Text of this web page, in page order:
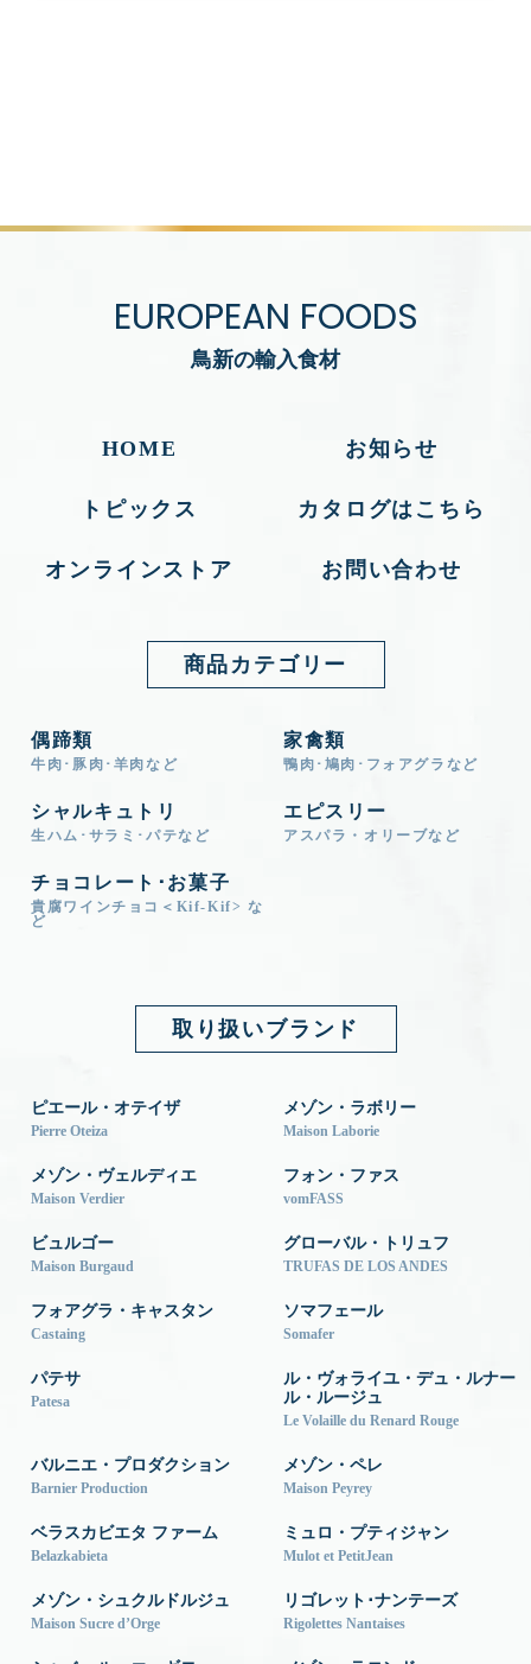
EUROPEAN FOODS
鳥新の輸入食材
HOME お知らせ
トピックス カタログはこちら
オンラインストア お問い合わせ
商品カテゴリー
偶蹄類
牛肉･豚肉･羊肉など
家禽類
鴨肉･鳩肉･フォアグラなど
シャルキュトリ
生ハム･サラミ･パテなど
エピスリー
アスパラ・オリーブなど
チョコレート･お菓子
貴腐ワインチョコ＜Kif-Kif> な
ど
取り扱いブランド
ピエール・オテイザ
Pierre Oteiza
メゾン・ラボリー
Maison Laborie
メゾン・ヴェルディエ
Maison Verdier
フォン・ファス
vomFASS
ビュルゴー
Maison Burgaud
グローバル・トリュフ
TRUFAS DE LOS ANDES
フォアグラ・キャスタン
Castaing
ソマフェール
Somafer
パテサ
Patesa
ル・ヴォライユ・デュ・ルナー
ル・ルージュ
Le Volaille du Renard Rouge
バルニエ・プロダクション
Barnier Production
メゾン・ペレ
Maison Peyrey
ベラスカビエタ ファーム
Belazkabieta
ミュロ・プティジャン
Mulot et PetitJean
メゾン・シュクルドルジュ
Maison Sucre d’Orge
リゴレット･ナンテーズ
Rigolettes Nantaises